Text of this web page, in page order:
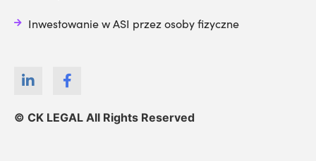
© CK LEGAL All Rights Reserved
Inwestowanie w ASI przez osoby fizyczne